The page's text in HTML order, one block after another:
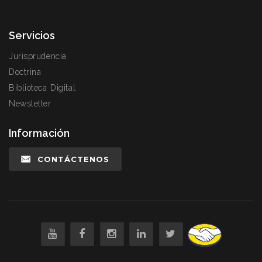
Servicios
Jurisprudencia
Doctrina
Biblioteca Digital
Newsletter
Información
CONTÁCTENOS